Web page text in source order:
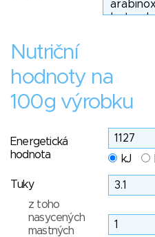
Nutriční
hodnoty na
100g výrobku
Energetická
hodnota
kJ
Tuky
z toho
nasycených
mastných